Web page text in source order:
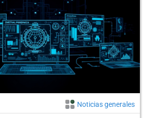
Noticias generales